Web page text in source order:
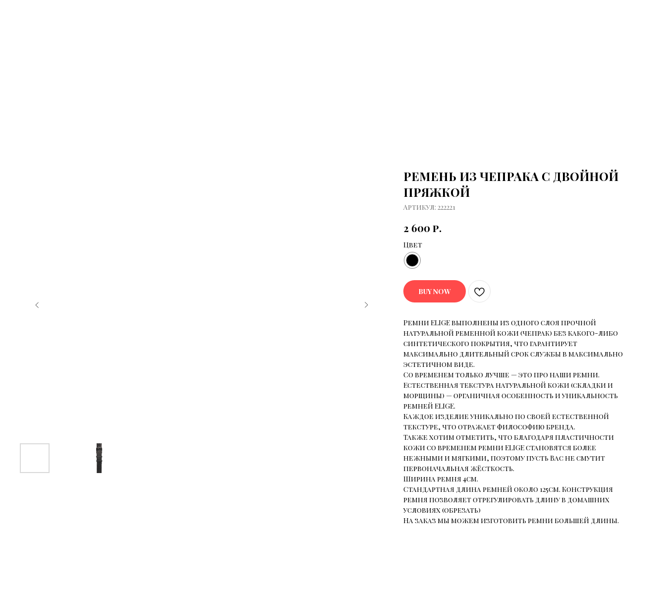
РЕМЕНЬ ИЗ ЧЕПРАКА С ДВОЙНОЙ
ПРЯЖКОЙ
Артикул: 222221
2 600р.
Цвет
BUY NOW
Ремни ELIGE выполнены из одного слоя прочной
натуральной ременной кожи (чепрак) без какого-либо
синтетического покрытия, что гарантирует
максимально длительный срок службы в максимально
эстетичном виде.
Со временем только лучше — это про наши ремни.
Естественная текстура натуральной кожи (складки и
морщины) — органичная особенность и уникальность
ремней ELIGE.
Каждое изделие уникально по своей естественной
текстуре, что отражает философию бренда.
Также хотим отметить, что благодаря пластичности
кожи со временем ремни ELIGE становятся более
нежными и мягкими, поэтому пусть Вас не смутит
первоначальная жёсткость.
Ширина ремня 4см.
Стандартная длина ремней около 125см. Конструкция
ремня позволяет отрегулировать длину в домашних
условиях (обрезать)
На заказ мы можем изготовить ремни большей длины.